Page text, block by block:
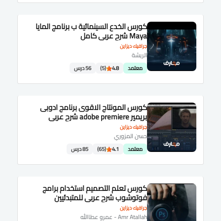
جرافيك ديزاين
كورس الخدع السينمائية ب برنامج المايا
Maya شرح عربى كامل
الريشة
معتمد 4.8
(5) 56 درس
جرافيك ديزاين
كورس المونتاج الاقوى برنامج ادوبى
بريمير adobe premiere شرح عربى
حسن المزوري
معتمد 4.1
(65) 85 درس
جرافيك ديزاين
كورس تعلم التصميم استخدام برامج
فوتوشوب شرح عربى للمتبدئيين
Amr Atallah - عمرو عطاالله